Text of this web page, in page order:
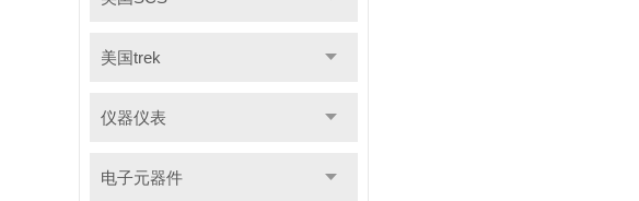
美国trek
仪器仪表
电子元器件